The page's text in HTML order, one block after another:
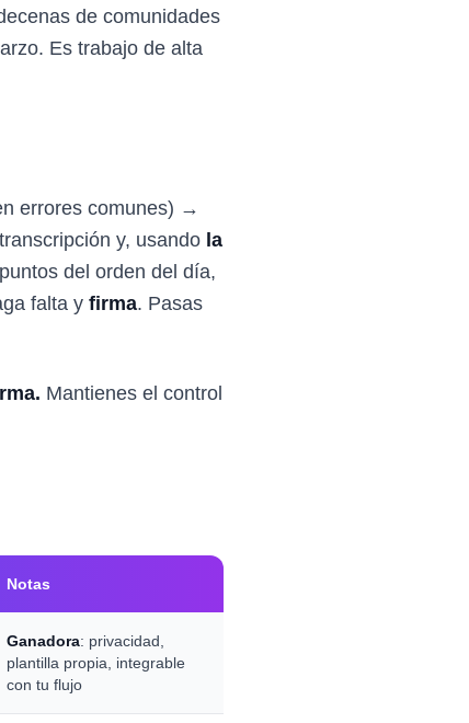
de comunidades
Es trabajo de alta
errores comunes) →
y, usando la
del orden del día,
falta y firma. Pasas
Mantienes el control
Notas
Ganadora: privacidad,
plantilla propia, integrable
con tu flujo